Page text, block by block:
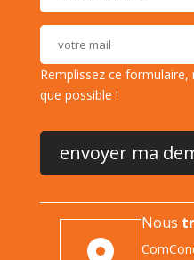
Remplissez ce
que possible !
Nous